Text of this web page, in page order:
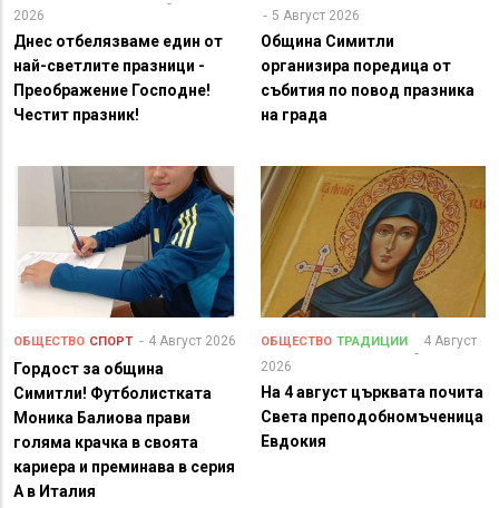
2026
Днес отбелязваме един от
най-светлите празници -
Преображение Господне!
Честит празник!
5 Август 2026
Община Симитли
организира поредица от
събития по повод празника
на града
ОБЩЕСТВО СПОРТ 4 Август 2026
Гордост за община
Симитли! Футболистката
Моника Балиова прави
голяма крачка в своята
кариера и преминава в серия
А в Италия
ОБЩЕСТВО ТРАДИЦИИ
4 Август
2026
На 4 август църквата почита
Света преподобномъченица
Евдокия